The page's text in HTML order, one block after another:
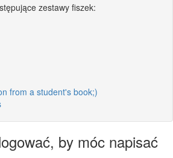
zestawy fiszek:
from a student's book;)
by móc napisać